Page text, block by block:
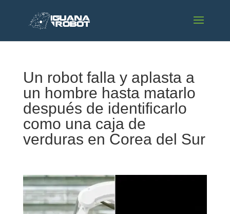
Un robot falla y aplasta a
un hombre hasta matarlo
después de identificarlo
como una caja de
verduras en Corea del Sur